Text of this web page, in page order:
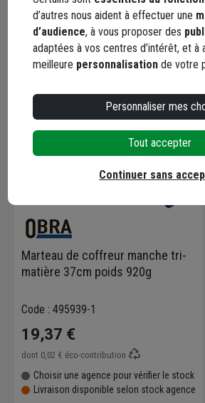
En complément
Marteau de coffreur manche tri-
matière 37cm poids 920g
Code : 495939-1
19,37 €
dont 0,02 € éco-contribution
Choisir une agence pour vérifier le stock
Livraison disponible selon stock agence
d’autres nous aident à effectuer une
d’audience, à vous proposer des
adaptées à vos centres d’intérêt, et à
meilleure personnalisation de votre
Personnaliser mes
Tout accepter
Continuer sans